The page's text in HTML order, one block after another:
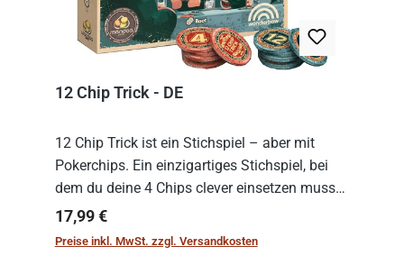
12 Chip Trick - DE
12 Chip Trick ist ein Stichspiel – aber mit
Pokerchips. Ein einzigartiges Stichspiel, bei
dem du deine 4 Chips clever einsetzen musst.
Wer die Chips mit dem höchsten Gesamtwert
hat, gewinnt die Runde. Aber Vorsicht: D...
Regulärer Preis:
17,99 €
Preise inkl. MwSt. zzgl. Versandkosten